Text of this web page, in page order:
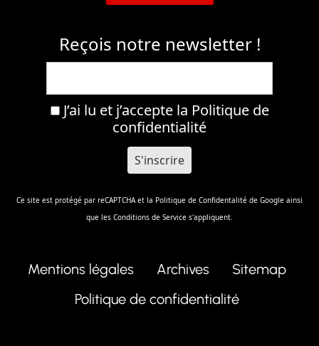
Reçois notre newsletter !
J’ai lu et j’accepte la Politique de
confidentialité
Ce site est protégé par reCAPTCHA et la Politique de Confidentalité de Google ainsi
que les Conditions de Service s'appliquent.
Mentions légales Archives
Sitemap
Politique de confidentialité